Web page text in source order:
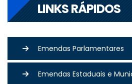
LINKS RÁPIDOS
Emendas Parlamentares
Emendas Estaduais e